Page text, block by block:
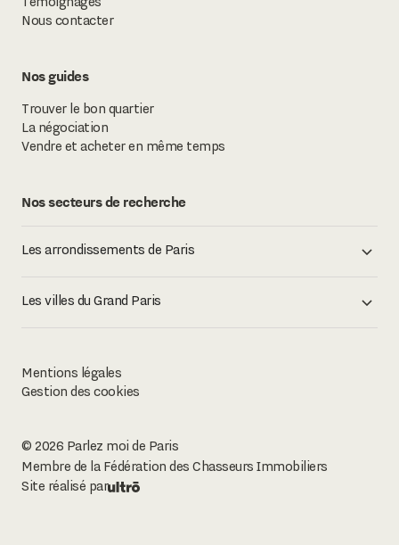
Nous contacter
Nos guides
Trouver le bon quartier
La négociation
Vendre et acheter en même temps
Nos secteurs de recherche
Les arrondissements de Paris
Les villes du Grand Paris
Mentions légales
Gestion des cookies
© 2026 Parlez moi de Paris
Membre de la Fédération des Chasseurs Immobiliers
Site réalisé par